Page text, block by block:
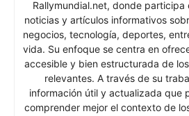
Rallymundial.net, donde participa
noticias y artículos informativos
negocios, tecnología, deportes,
vida. Su enfoque se centra en
accesible y bien estructurada de
relevantes. A través de su
información útil y actualizada que
comprender mejor el contexto de